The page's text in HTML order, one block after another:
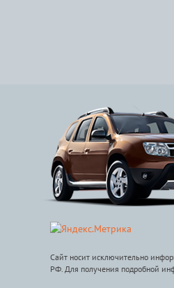
Сайт носит исключительно
РФ. Для получения подробной